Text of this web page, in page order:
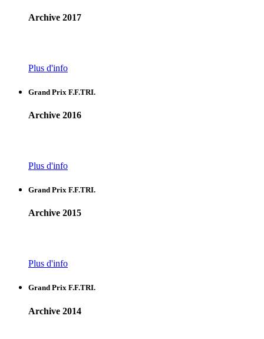
Archive 2017
Plus d'info
Grand Prix F.F.TRI.
Archive 2016
Plus d'info
Grand Prix F.F.TRI.
Archive 2015
Plus d'info
Grand Prix F.F.TRI.
Archive 2014